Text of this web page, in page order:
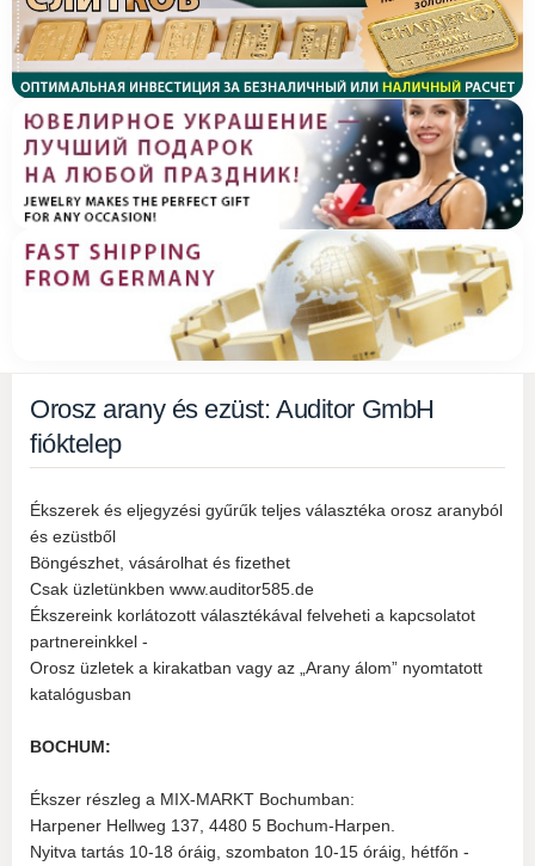
Orosz arany és ezüst: Auditor GmbH
fióktelep
Ékszerek és eljegyzési gyűrűk teljes választéka orosz aranyból
és ezüstből
Böngészhet, vásárolhat és fizethet
Csak üzletünkben www.auditor585.de
Ékszereink korlátozott választékával felveheti a kapcsolatot
partnereinkkel -
Orosz üzletek a kirakatban vagy az „Arany álom” nyomtatott
katalógusban
BOCHUM:
Ékszer részleg a MIX-MARKT Bochumban:
Harpener Hellweg 137, 4480 5 Bochum-Harpen.
Nyitva tartás 10-18 óráig, szombaton 10-15 óráig, hétfőn -